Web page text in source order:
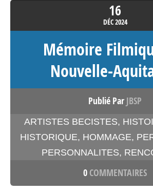
16
DÉC2024
Mémoire
Nouvelle-
Publié Par JBSP
ARTISTES BECISTES,
HISTORIQUE, HOMMAGE,
PERSONNALITES,
0 COMMENTAIRES